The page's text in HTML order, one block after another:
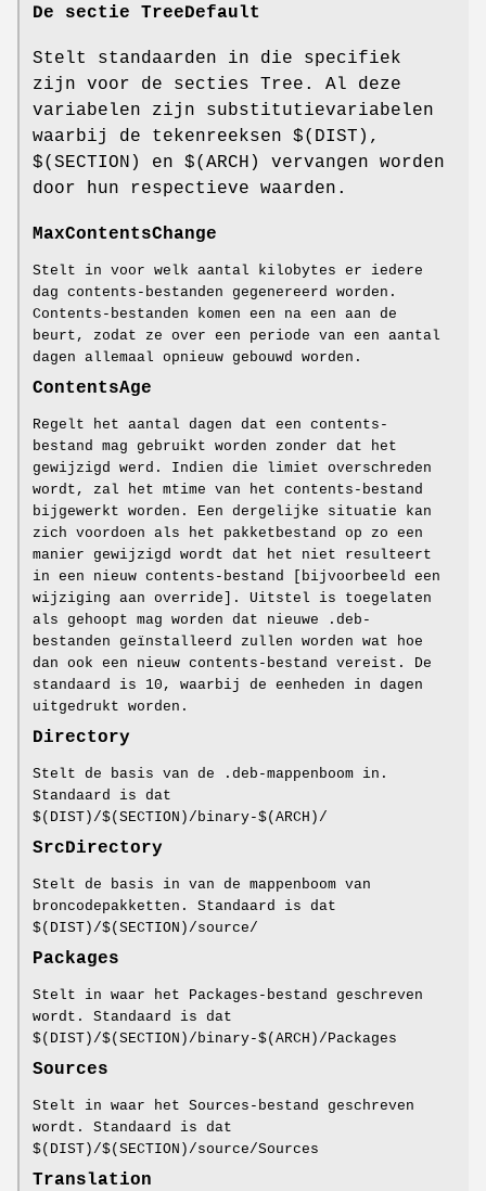
De sectie TreeDefault
Stelt standaarden in die specifiek
zijn voor de secties Tree. Al deze
variabelen zijn substitutievariabelen
waarbij de tekenreeksen $(DIST),
$(SECTION) en $(ARCH) vervangen worden
door hun respectieve waarden.
MaxContentsChange
Stelt in voor welk aantal kilobytes er iedere
dag contents-bestanden gegenereerd worden.
Contents-bestanden komen een na een aan de
beurt, zodat ze over een periode van een aantal
dagen allemaal opnieuw gebouwd worden.
ContentsAge
Regelt het aantal dagen dat een contents-
bestand mag gebruikt worden zonder dat het
gewijzigd werd. Indien die limiet overschreden
wordt, zal het mtime van het contents-bestand
bijgewerkt worden. Een dergelijke situatie kan
zich voordoen als het pakketbestand op zo een
manier gewijzigd wordt dat het niet resulteert
in een nieuw contents-bestand [bijvoorbeeld een
wijziging aan override]. Uitstel is toegelaten
als gehoopt mag worden dat nieuwe .deb-
bestanden geïnstalleerd zullen worden wat hoe
dan ook een nieuw contents-bestand vereist. De
standaard is 10, waarbij de eenheden in dagen
uitgedrukt worden.
Directory
Stelt de basis van de .deb-mappenboom in.
Standaard is dat
$(DIST)/$(SECTION)/binary-$(ARCH)/
SrcDirectory
Stelt de basis in van de mappenboom van
broncodepakketten. Standaard is dat
$(DIST)/$(SECTION)/source/
Packages
Stelt in waar het Packages-bestand geschreven
wordt. Standaard is dat
$(DIST)/$(SECTION)/binary-$(ARCH)/Packages
Sources
Stelt in waar het Sources-bestand geschreven
wordt. Standaard is dat
$(DIST)/$(SECTION)/source/Sources
Translation